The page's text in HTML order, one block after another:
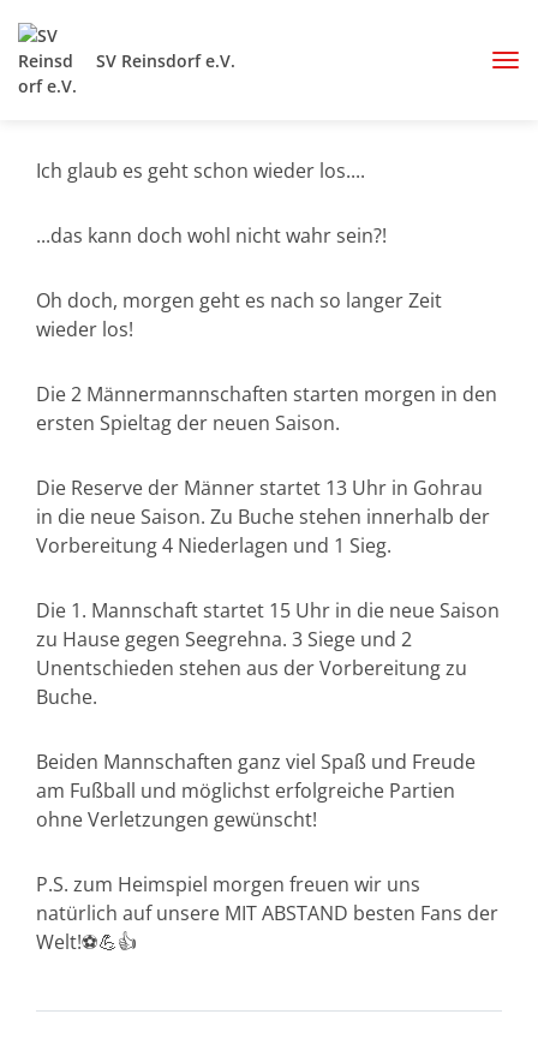
SV Reinsdorf e.V.
Ich glaub es geht schon wieder los....
...das kann doch wohl nicht wahr sein?!
Oh doch, morgen geht es nach so langer Zeit
wieder los!
Die 2 Männermannschaften starten morgen in den
ersten Spieltag der neuen Saison.
Die Reserve der Männer startet 13 Uhr in Gohrau
in die neue Saison. Zu Buche stehen innerhalb der
Vorbereitung 4 Niederlagen und 1 Sieg.
Die 1. Mannschaft startet 15 Uhr in die neue Saison
zu Hause gegen Seegrehna. 3 Siege und 2
Unentschieden stehen aus der Vorbereitung zu
Buche.
Beiden Mannschaften ganz viel Spaß und Freude
am Fußball und möglichst erfolgreiche Partien
ohne Verletzungen gewünscht!
P.S. zum Heimspiel morgen freuen wir uns
natürlich auf unsere MIT ABSTAND besten Fans der
Welt!⚽️💪👍